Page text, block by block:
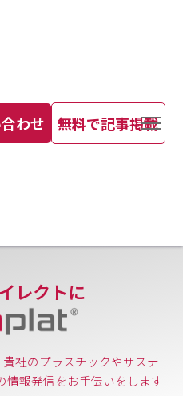
わせ 無料で記事掲載
レクトに
社のプラスチックやサステ
情報発信をお手伝いをします